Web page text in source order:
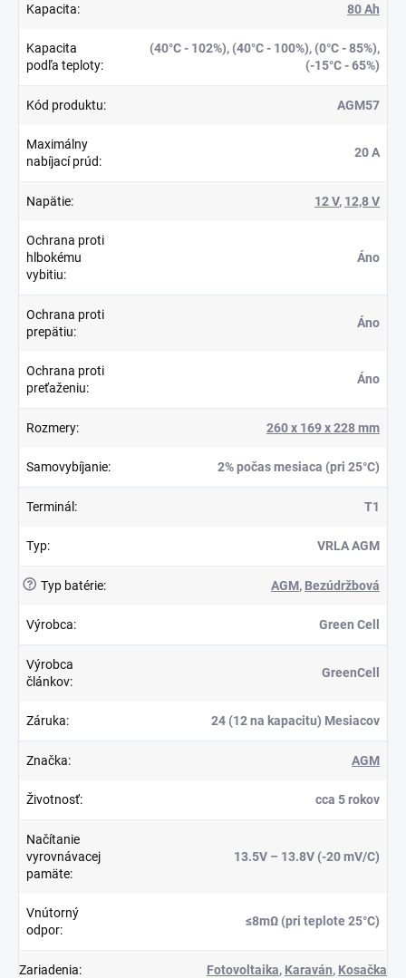
Kapacita: 80 Ah
Kapacita
podľa teploty:
(40°C - 102%), (40°C - 100%), (0°C - 85%),
(-15°C - 65%)
Kód produktu: AGM57
Maximálny
nabíjací prúd:
20 A
Napätie: 12 V, 12,8 V
Ochrana proti
hlbokému
vybitiu:
Áno
Ochrana proti
prepätiu:
Áno
Ochrana proti
preťaženiu:
Áno
Rozmery: 260 x 169 x 228 mm
Samovybíjanie: 2% počas mesiaca (pri 25°C)
Terminál : T1
Typ: VRLA AGM
? Typ batérie: AGM, Bezúdržbová
Výrobca: Green Cell
Výrobca
článkov:
GreenCell
Záruka: 24 (12 na kapacitu) Mesiacov
Značka: AGM
Životnosť: cca 5 rokov
Načítanie
vyrovnávacej
pamäte:
13.5V – 13.8V (-20 mV/C)
Vnútorný
odpor:
≤8mΩ (pri teplote 25°C)
Zariadenia: Fotovoltaika, Karaván, Kosačka